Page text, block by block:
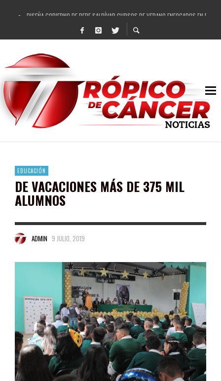
DISEÑA GOBIERNO DE PEPE SALDÍVAR CURSOS DE VERANO ENFOCADOS EN
REFRENDAN LOS 28 DELEGADOS Y 14 COMISARIADOS DE GUADALUPE APOYO A
FORTALECE GOBIERNO DE PEPE SALDÍVAR LA EDUCACIÓN EN LA ZACATECANA
GOBIERNO DE PEPE SALDÍVAR Y GRUPO FEMSA GENERAN MÁS DE 3 MIL EMPLEOS
CUARTA FERIA EXPO AGROPECUARIA TRAJO BENEFICIO DIRECTO A GUADALUPE:
RECONOCE PEPE SALDÍVAR A ARTISTA ZACATECANA VICTORIA HERNÁNDEZ
EGRESA GOBIERNO DE PEPE SALDÍVAR A 500 NUEVAS EMPRESARIAS
SON MUJERES GUADALUPENSES PRINCIPALES BENEFICIADAS DEL PROGRAMA
EDUCACIÓN
DE VACACIONES MÁS DE 375 MIL
ALUMNOS
ADMIN 9 JULIO, 2019